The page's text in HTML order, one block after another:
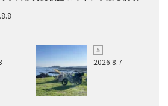
2026.8.7